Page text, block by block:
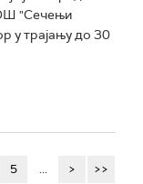
"Сечењи
у трајању до 30
5 ... > >>